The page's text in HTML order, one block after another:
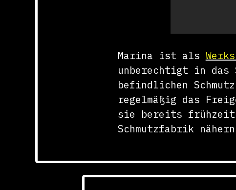
Marina ist als
unberechtigt in das
befindlichen
regelmäßig das
sie bereits
Schmutzfabrik